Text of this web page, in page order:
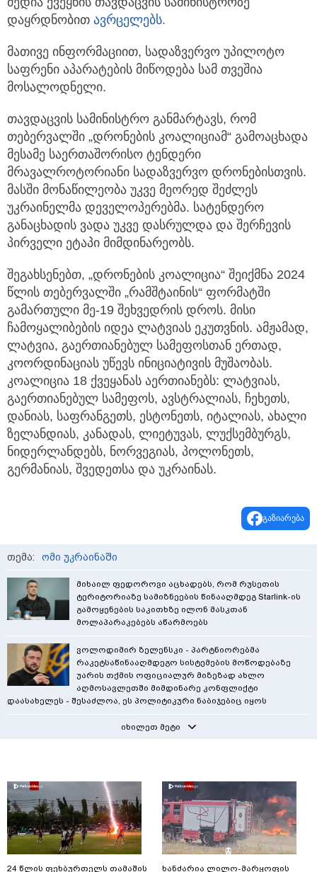
დაყრდნობით ავრცელებს.
მათივე ინფორმაციით, სადაზვერვო უპილოტო
საფრენი აპარატების მიწოდება სამ თვეშია
მოსალოდნელი.
თავდაცვის სამინისტრო განმარტავს, რომ
თებერვალში „დრონების კოალიციამ“ გამოაცხადა
მესამე საერთაშორისო ტენდერი
მრავალროტორიანი სადაზვერვო დრონებისთვის.
მასში მონაწილეობა უკვე მეორედ შეძლეს
უკრაინელმა დეველოპერებმა. სატენდერო
განაცხადის ვადა უკვე დასრულდა და შერჩევის
პირველი ეტაპი მიმდინარეობს.
შეგახსენებთ, „დრონების კოალიცია“ შეიქმნა 2024
წლის თებერვალში „რამშტაინის“ ფორმატში
გამართული მე-19 შეხვედრის დროს. მისი
ჩამოყალიბების იდეა ლატვიას ეკუთვნის. ამჟამად,
ლატვია, გაერთიანებულ სამეფოსთან ერთად,
კოორდინაციას უწევს ინიციატივის მუშაობას.
კოალიცია 18 ქვეყანას აერთიანებს: ლატვიას,
გაერთიანებულ სამეფოს, ავსტრალიას, ჩეხეთს,
დანიას, საფრანგეთს, ესტონეთს, იტალიას, ახალი
ზელანდიას, კანადას, ლიეტუვას, ლუქსემბურგს,
ნიდერლანდებს, ნორვეგიას, პოლონეთს,
გერმანიას, შვედეთსა და უკრაინას.
გაზიარება
თემა: ომი უკრაინაში
მიხაილ ფედოროვი აცხადებს, რომ რუსეთის
ტერიტორიაზე სამიზნეების წინააღმდეგ Starlink-ის
გამოყენების საკითხზე ილონ მასკთან
მოლაპარაკებებს აწარმოებს
ვოლოდიმირ ზელენსკი - პარტნიორებმა
რაკეტსაწინააღმდეგო სისტემების მოწოდებაზე
უარის თქმის ოფიციალურ მიზეზად ახლო
აღმოსავლეთში მიმდინარე კონფლიქტი
დაასახელეს - შესაძლოა, ეს პოლიტიკური ნაბიჯებიც იყოს
იხილეთ მეტი
24 წლის ფეხბურთელს თამაშის
ხანძარია ლილო-მარყოფის